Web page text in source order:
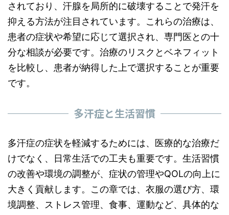
されており、汗腺を局所的に破壊することで発汗を
抑える方法が注目されています。これらの治療は、
患者の症状や希望に応じて選択され、専門医との十
分な相談が必要です。治療のリスクとベネフィット
を比較し、患者が納得した上で選択することが重要
です。
多汗症と生活習慣
多汗症の症状を軽減するためには、医療的な治療だ
けでなく、日常生活での工夫も重要です。生活習慣
の改善や環境の調整が、症状の管理やQOLの向上に
大きく貢献します。この章では、衣服の選び方、環
境調整、ストレス管理、食事、運動など、具体的な